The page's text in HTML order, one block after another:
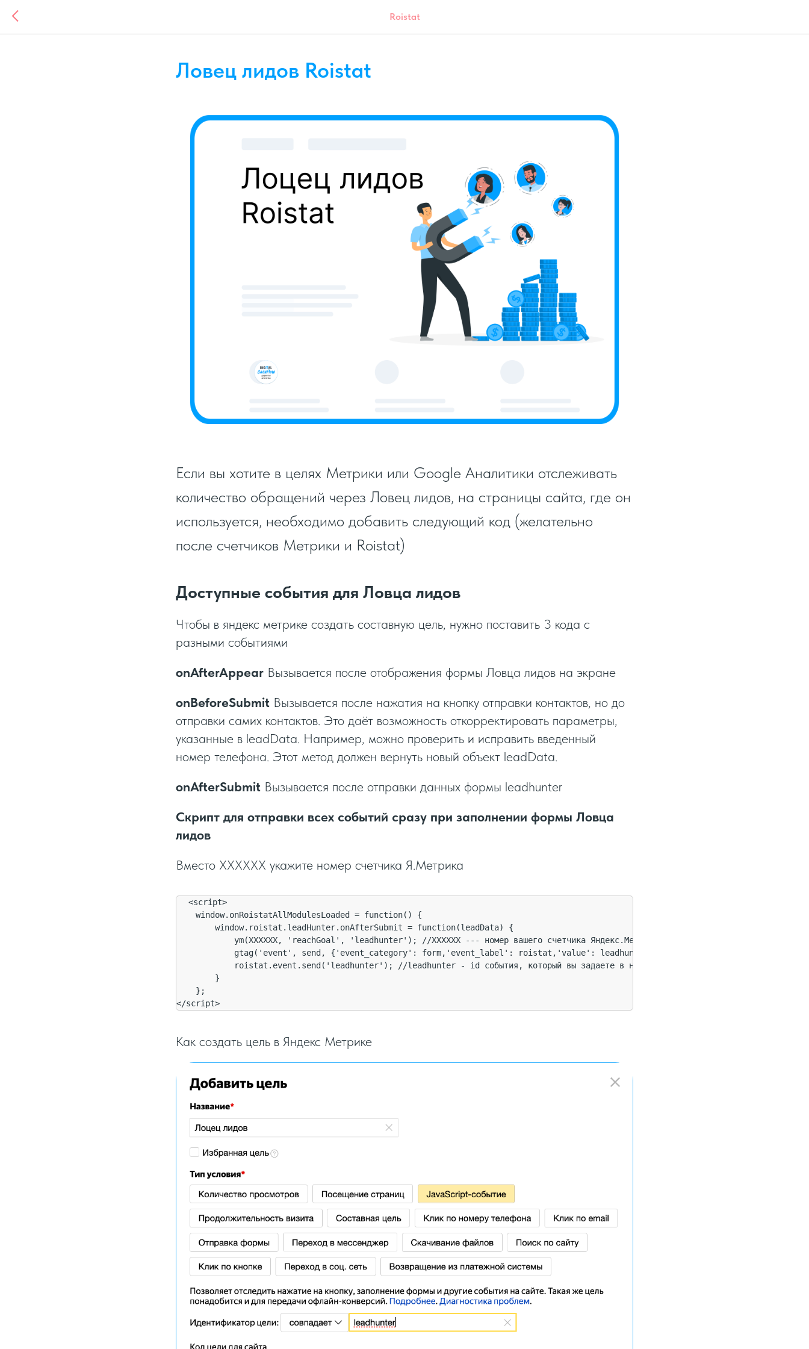
Roistat
Ловец лидов Roistat
Если вы хотите в целях Метрики или Google Аналитики отслеживать
количество обращений через Ловец лидов, на страницы сайта, где он
используется, необходимо добавить следующий код (желательно
после счетчиков Метрики и Roistat)
Доступные события для Ловца лидов
Чтобы в яндекс метрике создать составную цель, нужно поставить 3 кода с
разными событиями
onAfterAppear Вызывается после отображения формы Ловца лидов на экране
onBeforeSubmit Вызывается после нажатия на кнопку отправки контактов, но до
отправки самих контактов. Это даёт возможность откорректировать параметры,
указанные в leadData. Например, можно проверить и исправить введенный
номер телефона. Этот метод должен вернуть новый объект leadData.
onAfterSubmit Вызывается после отправки данных формы leadhunter
Скрипт для отправки всех событий сразу при заполнении формы Ловца
лидов
Вместо XXXXXX укажите номер счетчика Я.Метрика
<script>
    window.onRoistatAllModulesLoaded = function() {
        window.roistat.leadHunter.onAfterSubmit = function(leadData) {
ym(XXXXXX, 'reachGoal', 'leadhunter'); //XXXXXX --- номер вашего счетчика Яндекс.Метрики;TARGET_NAME --- идентификатор
            gtag('event', send, {'event_category': form,'event_label': roistat,'value': leadhunter});
            roistat.event.send('leadhunter'); //leadhunter - id события, который вы задаете в настройках события
        }
    };
</script>
Как создать цель в Яндекс Метрике